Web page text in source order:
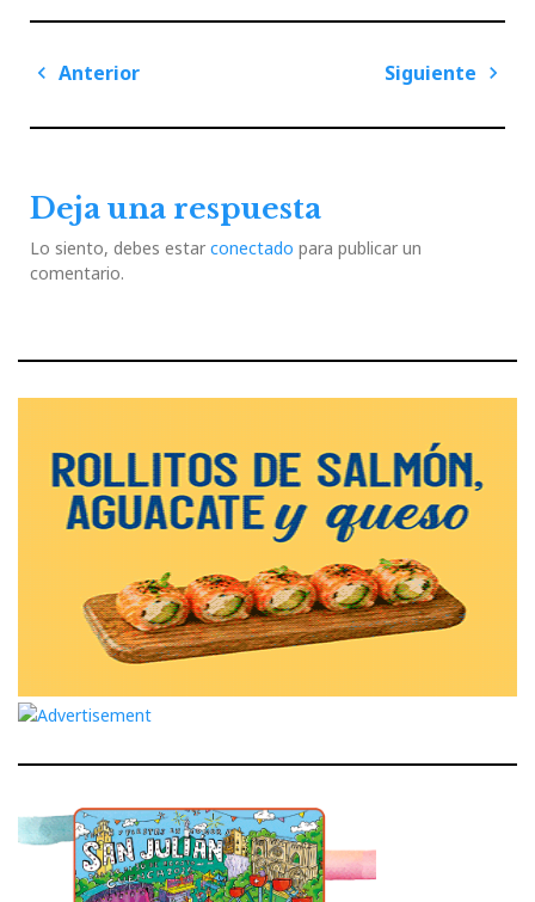
Navegación
entradas
Anterior
Siguiente
Deja una respuesta
Lo siento, debes estar conectado para publicar un
comentario.